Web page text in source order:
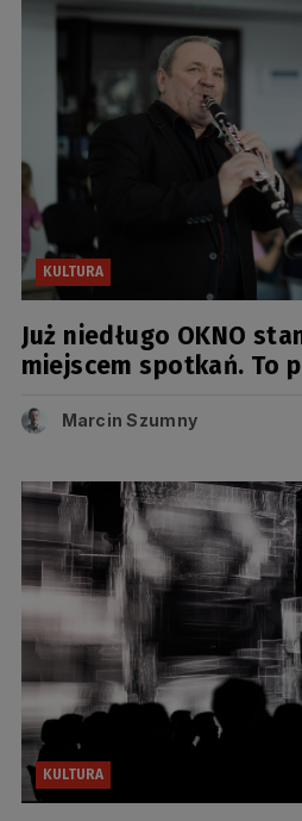
KULTURA
Już niedługo OKNO
miejscem spotkań. To
Marcin Szumny
KULTURA